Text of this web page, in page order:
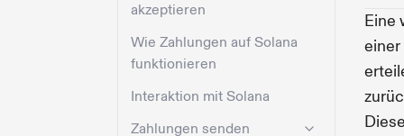
akzeptieren
Wie Zahlungen auf Solana
funktionieren
Interaktion mit Solana
Zahlungen senden
Eine
einer